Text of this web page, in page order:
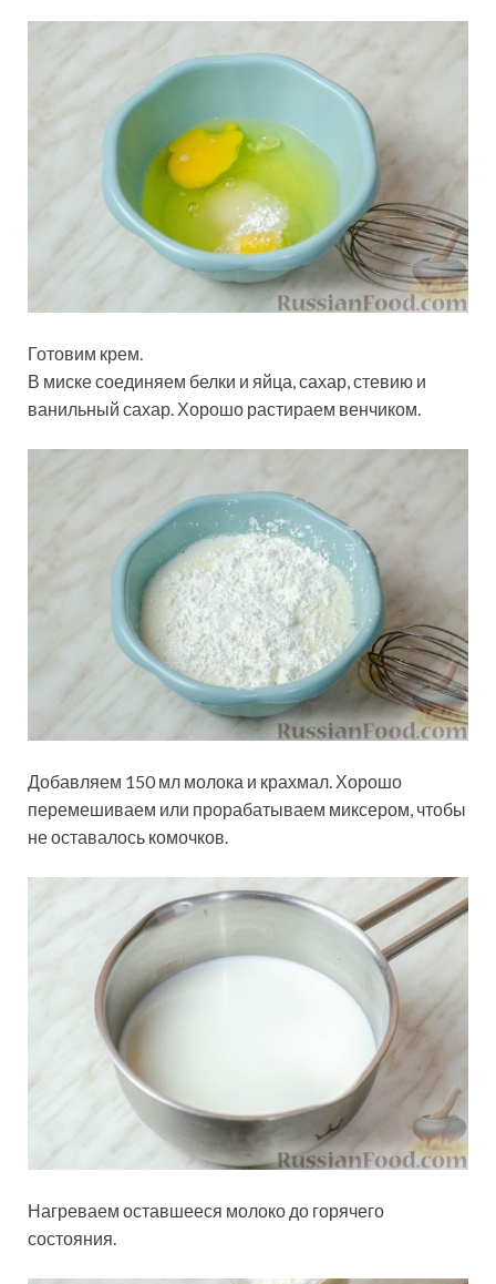
Готовим крем.
В миске соединяем белки и яйца, сахар, стевию и
ванильный сахар. Хорошо растираем венчиком.
Добавляем 150 мл молока и крахмал. Хорошо
перемешиваем или прорабатываем миксером, чтобы
не оставалось комочков.
Нагреваем оставшееся молоко до горячего
состояния.